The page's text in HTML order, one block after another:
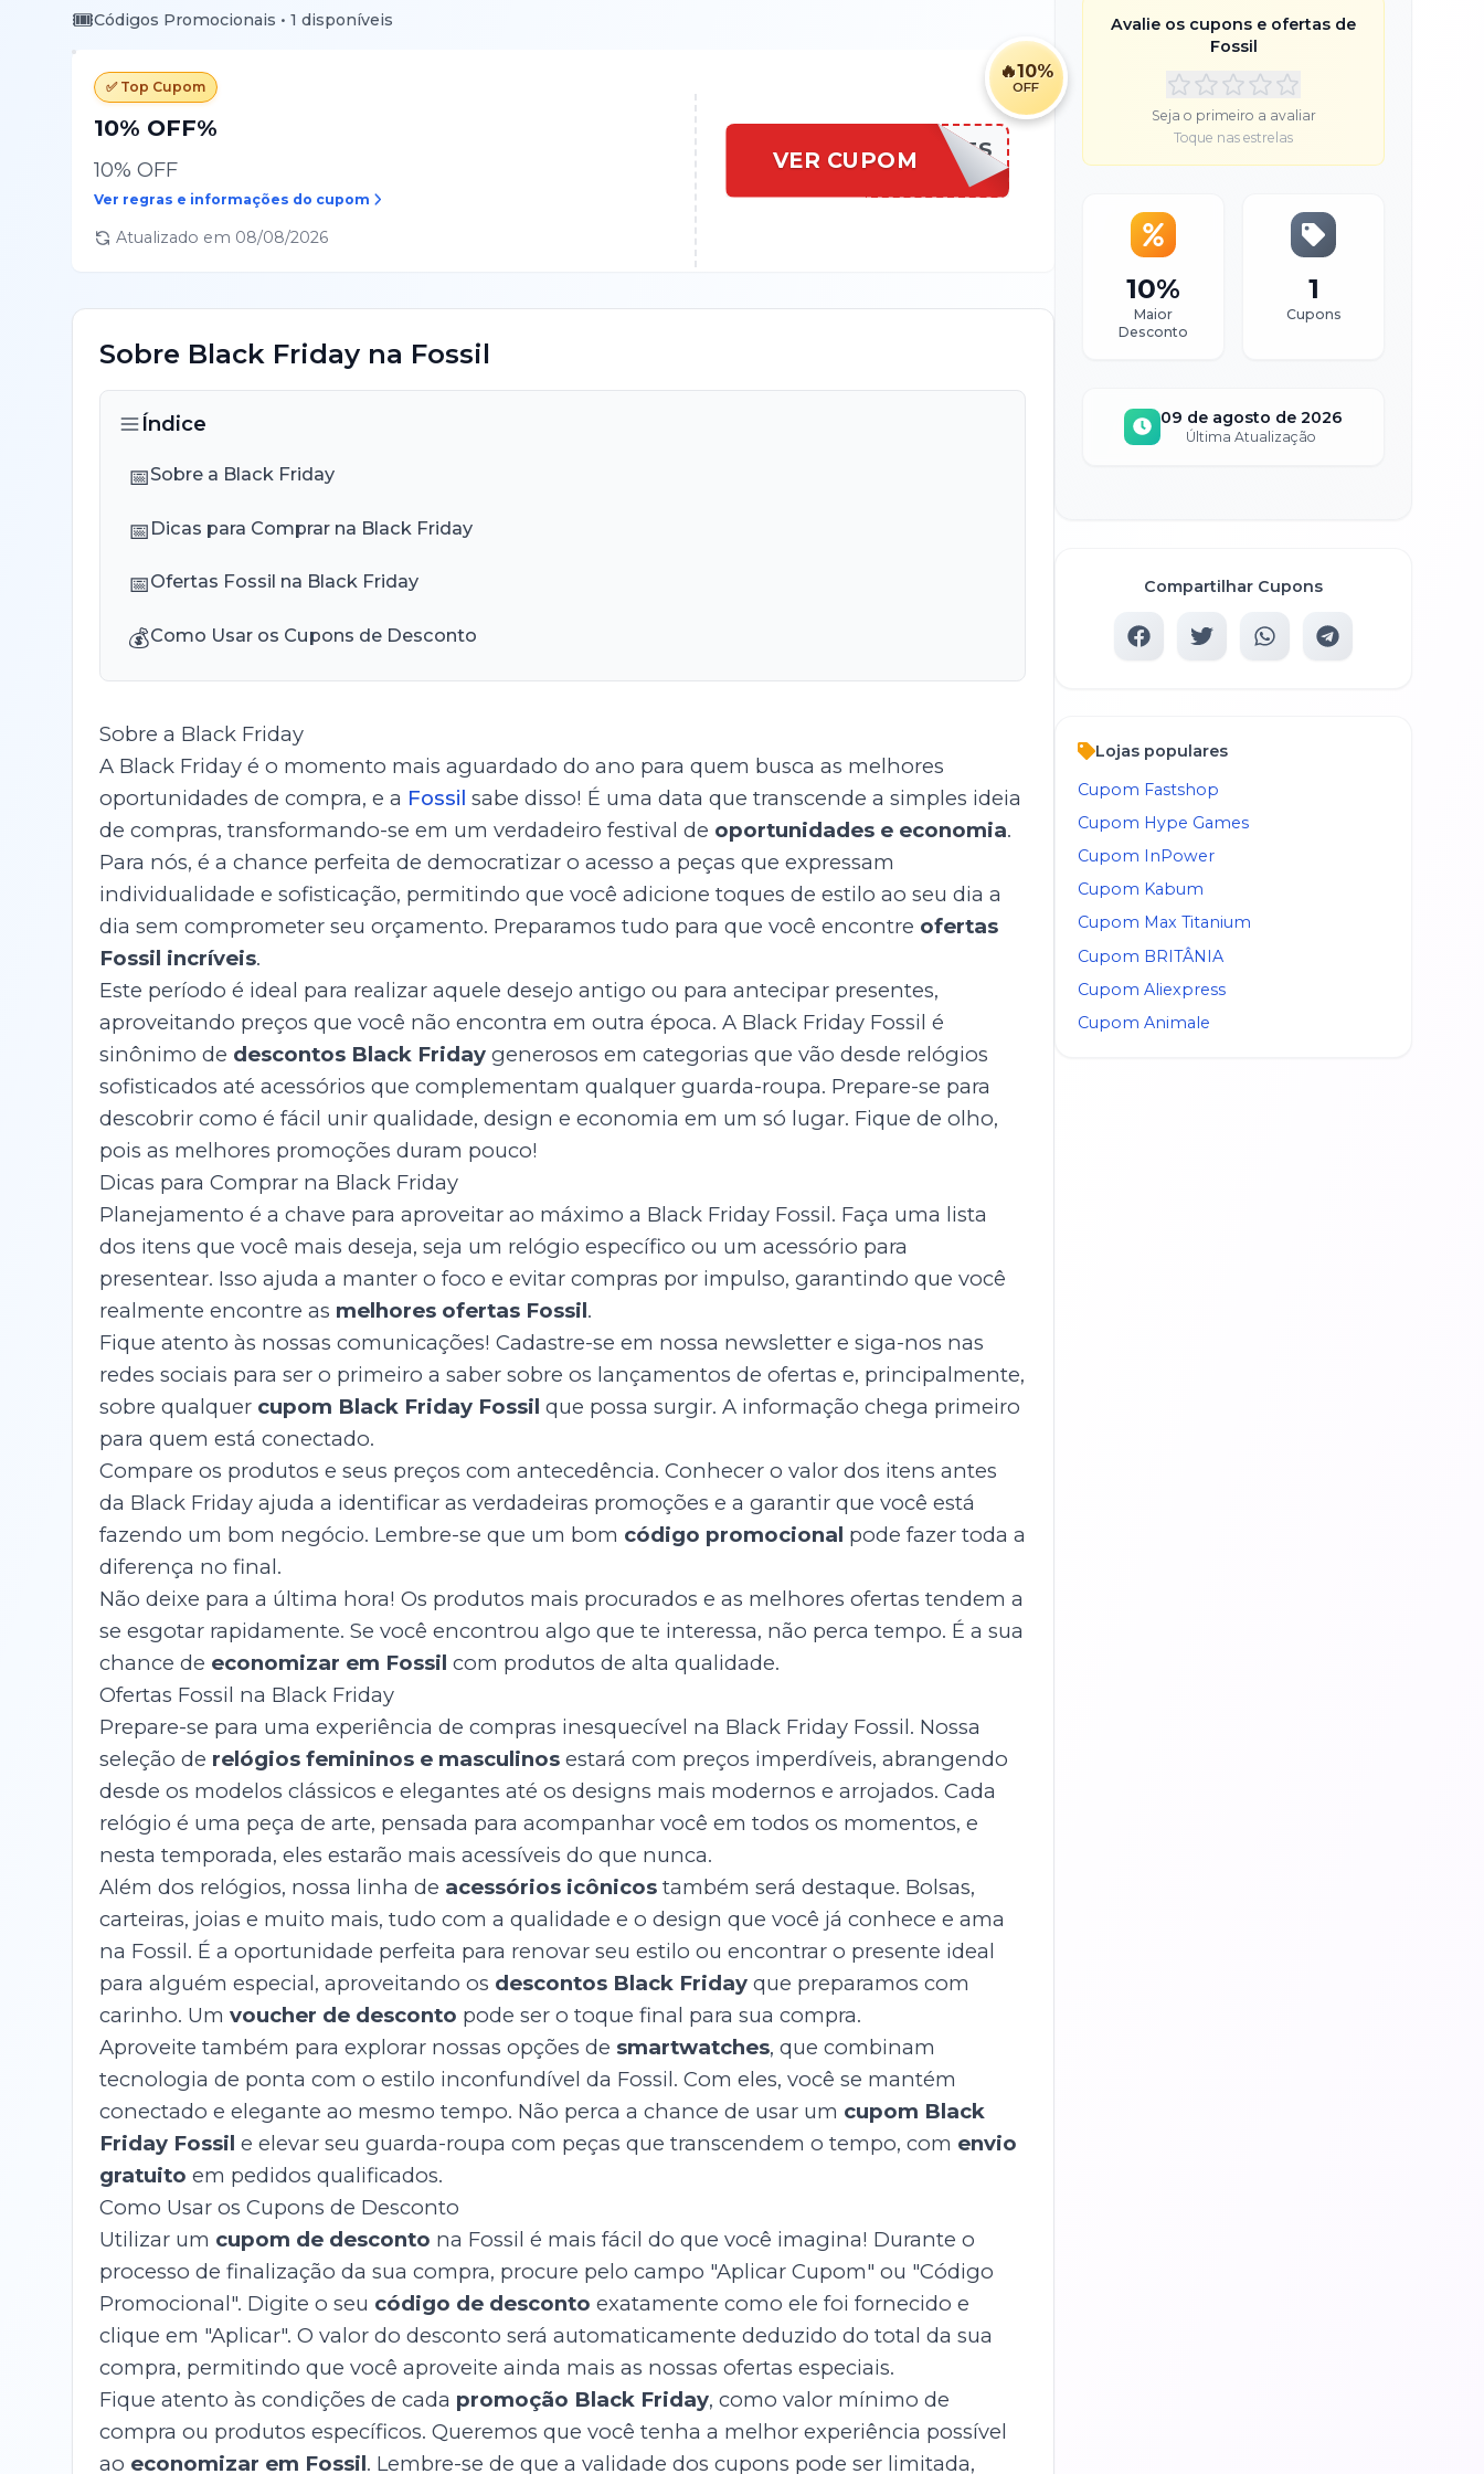
🎟️Códigos Promocionais • 1 disponíveis
🔥10%
OFF
✅ Top Cupom
10% OFF%
10% OFF
Ver regras e informações do cupom
Atualizado em 08/08/2026
VER CUPOM
PRIMC10DES
Sobre Black Friday na Fossil
Índice
📅Sobre a Black Friday
📅 Dicas para Comprar na Black Friday
📅Ofertas Fossil na Black Friday
💰Como Usar os Cupons de Desconto
Sobre a Black Friday
A Black Friday é o momento mais aguardado do ano para quem busca as melhores
oportunidades de compra, e a Fossil sabe disso! É uma data que transcende a simples ideia
de compras, transformando-se em um verdadeiro festival de oportunidades e economia.
Para nós, é a chance perfeita de democratizar o acesso a peças que expressam
individualidade e sofisticação, permitindo que você adicione toques de estilo ao seu dia a
dia sem comprometer seu orçamento. Preparamos tudo para que você encontre ofertas
Fossil incríveis.
Este período é ideal para realizar aquele desejo antigo ou para antecipar presentes,
aproveitando preços que você não encontra em outra época. A Black Friday Fossil é
sinônimo de descontos Black Friday generosos em categorias que vão desde relógios
sofisticados até acessórios que complementam qualquer guarda-roupa. Prepare-se para
descobrir como é fácil unir qualidade, design e economia em um só lugar. Fique de olho,
pois as melhores promoções duram pouco!
Dicas para Comprar na Black Friday
Planejamento é a chave para aproveitar ao máximo a Black Friday Fossil. Faça uma lista
dos itens que você mais deseja, seja um relógio específico ou um acessório para
presentear. Isso ajuda a manter o foco e evitar compras por impulso, garantindo que você
realmente encontre as melhores ofertas Fossil.
Fique atento às nossas comunicações! Cadastre-se em nossa newsletter e siga-nos nas
redes sociais para ser o primeiro a saber sobre os lançamentos de ofertas e, principalmente,
sobre qualquer cupom Black Friday Fossil que possa surgir. A informação chega primeiro
para quem está conectado.
Compare os produtos e seus preços com antecedência. Conhecer o valor dos itens antes
da Black Friday ajuda a identificar as verdadeiras promoções e a garantir que você está
fazendo um bom negócio. Lembre-se que um bom código promocional pode fazer toda a
diferença no final.
Não deixe para a última hora! Os produtos mais procurados e as melhores ofertas tendem a
se esgotar rapidamente. Se você encontrou algo que te interessa, não perca tempo. É a sua
chance de economizar em Fossil com produtos de alta qualidade.
Ofertas Fossil na Black Friday
Prepare-se para uma experiência de compras inesquecível na Black Friday Fossil. Nossa
seleção de relógios femininos e masculinos estará com preços imperdíveis, abrangendo
desde os modelos clássicos e elegantes até os designs mais modernos e arrojados. Cada
relógio é uma peça de arte, pensada para acompanhar você em todos os momentos, e
nesta temporada, eles estarão mais acessíveis do que nunca.
Além dos relógios, nossa linha de acessórios icônicos também será destaque. Bolsas,
carteiras, joias e muito mais, tudo com a qualidade e o design que você já conhece e ama
na Fossil. É a oportunidade perfeita para renovar seu estilo ou encontrar o presente ideal
para alguém especial, aproveitando os descontos Black Friday que preparamos com
carinho. Umvoucher de desconto pode ser o toque final para sua compra.
Aproveite também para explorar nossas opções de smartwatches, que combinam
tecnologia de ponta com o estilo inconfundível da Fossil. Com eles, você se mantém
conectado e elegante ao mesmo tempo. Não perca a chance de usar um cupom Black
Friday Fossil e elevar seu guarda-roupa com peças que transcendem o tempo, com envio
gratuito em pedidos qualificados.
Como Usar os Cupons de Desconto
Utilizar um cupom de desconto na Fossil é mais fácil do que você imagina! Durante o
processo de finalização da sua compra, procure pelo campo "Aplicar Cupom" ou "Código
Promocional". Digite o seu código de desconto exatamente como ele foi fornecido e
clique em "Aplicar". O valor do desconto será automaticamente deduzido do total da sua
compra, permitindo que você aproveite ainda mais as nossas ofertas especiais.
Fique atento às condições de cada promoção Black Friday, como valor mínimo de
compra ou produtos específicos. Queremos que você tenha a melhor experiência possível
ao economizar em Fossil. Lembre-se de que a validade dos cupons pode ser limitada,
Avalie os cupons e ofertas de
Fossil
Seja o primeiro a avaliar
Toque nas estrelas
10%
Maior
Desconto
1
Cupons
09 de agosto de 2026
Última Atualização
Compartilhar Cupons
Lojas populares
Cupom Fastshop
Cupom Hype Games
Cupom InPower
Cupom Kabum
Cupom Max Titanium
Cupom BRITÂNIA
CupomAliexpress
CupomAnimale